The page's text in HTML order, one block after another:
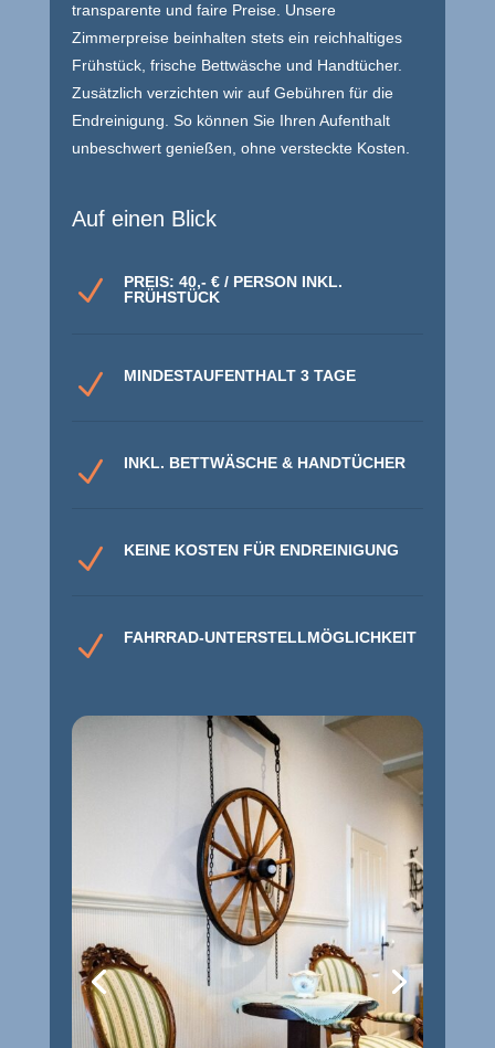
transparente und faire Preise. Unsere
Zimmerpreise beinhalten stets ein reichhaltiges
Frühstück, frische Bettwäsche und Handtücher.
Zusätzlich verzichten wir auf Gebühren für die
Endreinigung. So können Sie Ihren Aufenthalt
unbeschwert genießen, ohne versteckte Kosten.
Auf einen Blick
N
PREIS: 40,- € / PERSON INKL.
FRÜHSTÜCK
N MINDESTAUFENTHALT 3 TAGE
N INKL. BETTWÄSCHE & HANDTÜCHER
N KEINE KOSTEN FÜR ENDREINIGUNG
N FAHRRAD-UNTERSTELLMÖGLICHKEIT